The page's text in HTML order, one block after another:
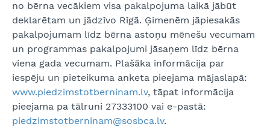
no bērna vecākiem visa pakalpojuma laikā jābūt
deklarētam un jādzīvo Rīgā. Ģimenēm jāpiesakās
pakalpojumam līdz bērna astoņu mēnešu vecumam
un programmas pakalpojumi jāsaņem līdz bērna
viena gada vecumam. Plašāka informācija par
iespēju un pieteikuma anketa pieejama mājaslapā:
www.piedzimstotberninam.lv, tāpat informācija
pieejama pa tālruni 27333100 vai e-pastā:
piedzimstotberninam@sosbca.lv.